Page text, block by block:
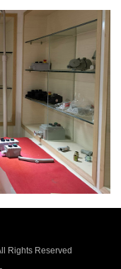
Rights Reserved